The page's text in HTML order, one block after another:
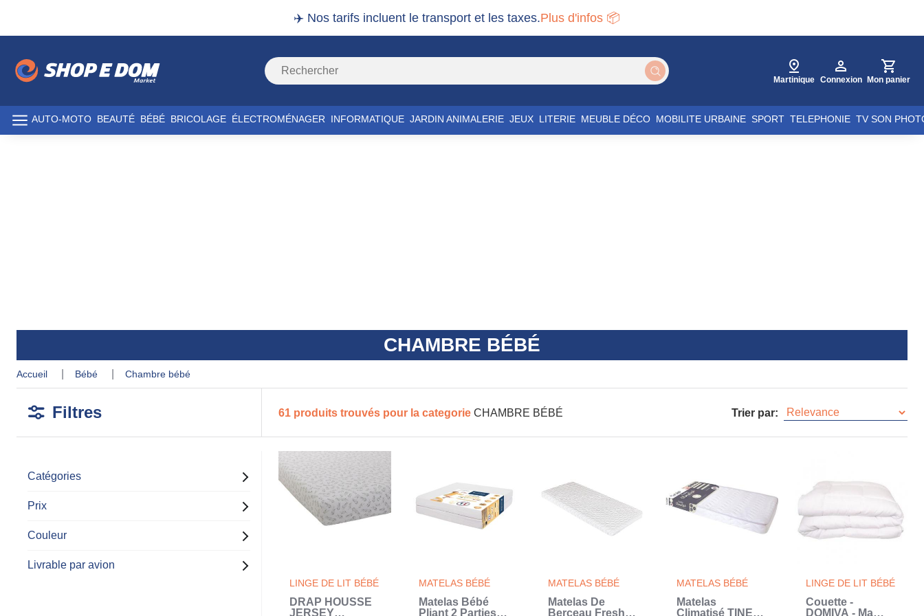
✈️ Nos tarifs incluent le transport et les taxes.Plus d'infos 📦
Martinique Connexion Mon panier
AUTO-MOTO BEAUTÉ BÉBÉ BRICOLAGE ÉLECTROMÉNAGER INFORMATIQUE JARDIN ANIMALERIE JEUX LITERIE MEUBLE DÉCO MOBILITE URBAINE SPORT TELEPHONIE TV SON
CHAMBRE BÉBÉ
accueil bébé chambre bébé
Filtres 61 produits trouvés pour la categorie CHAMBRE BÉBÉ Trier par:
Catégories
Prix
Couleur
Livrable par avion
LINGE DE LIT BÉBÉ
DRAP HOUSSE
JERSEY
MATELAS BÉBÉ
Matelas Bébé
Pliant 2 Parties
MATELAS BÉBÉ
Matelas De
Berceau Fresh
MATELAS BÉBÉ
Matelas
Climatisé TINEO
LINGE DE LIT BÉBÉ
Couette -
DOMIVA - Ma